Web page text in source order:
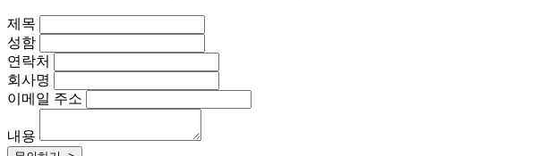
제목
성함
연락처
회사명
이메일 주소
내용